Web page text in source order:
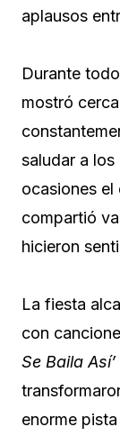
aplausos
Durante
mostró
saludar a
ocasiones
compartió
hicieron
La fiesta
con
Se Baila Así’
enorme